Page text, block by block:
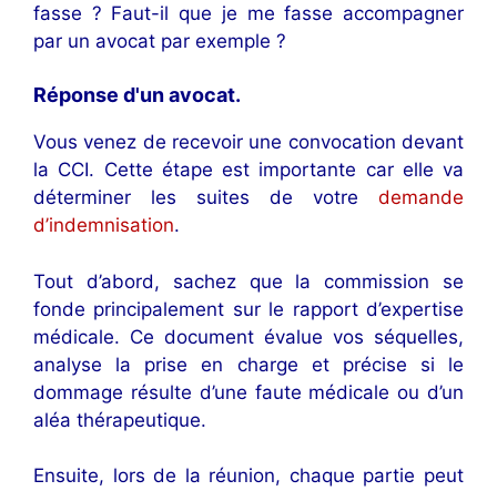
fasse ? Faut-il que je me fasse accompagner
par un avocat par exemple ?
Réponse d'un avocat.
Vous venez de recevoir une convocation devant
la CCI. Cette étape est importante car elle va
déterminer les suites de votre demande
d’indemnisation.
Tout d’abord, sachez que la commission se
fonde principalement sur le rapport d’expertise
médicale. Ce document évalue vos séquelles,
analyse la prise en charge et précise si le
dommage résulte d’une faute médicale ou d’un
aléa thérapeutique.
Ensuite, lors de la réunion, chaque partie peut